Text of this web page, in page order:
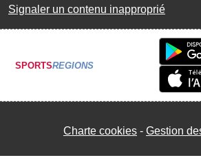
Signaler un contenu inapproprié
SPORTSREGIONS
Charte cookies Gestion